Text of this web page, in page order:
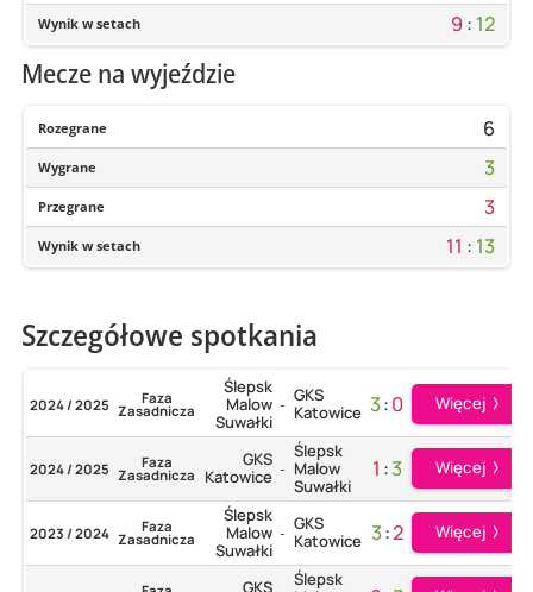
Wynik w setach 9 : 12
Mecze na wyjeździe
Rozegrane 6
Wygrane 3
Przegrane 3
Wynik w setach 11 : 13
Szczegółowe spotkania
2024 / 2025 Faza
Zasadnicza
Ślepsk
Malow
Suwałki
- GKS
Katowice 3:0 Więcej
2024 / 2025 Faza
Zasadnicza
GKS
Katowice -
Ślepsk
Malow
Suwałki
1 :3 Więcej
2023 / 2024 Faza
Zasadnicza
Ślepsk
Malow
Suwałki
- GKS
Katowice 3:2 Więcej
GKS
Ślepsk